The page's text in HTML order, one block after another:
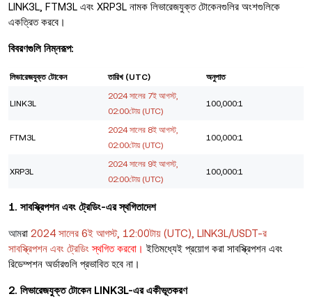
LINK3L, FTM3L এবং XRP3L নামক লিভারেজযুক্ত টোকেনগুলির অংশগুলিকে
একত্রিত করবে।
বিবরণগুলি নিম্নরূপ:
লিভারেজযুক্ত টোকেন তারিখ (UTC) অনুপাত
LINK3L
2024 সালের 7ই আগস্ট,
02:00টোয় (UTC)
100,000:1
FTM3L
2024 সালের 8ই আগস্ট,
02:00টোয় (UTC)
100,000:1
XRP3L
2024 সালের 9ই আগস্ট,
02:00টোয় (UTC)
100,000:1
1. সাবস্ক্রিপশন এবং ট্রেডিং-এর স্থগিতাদেশ
আমরা 2024 সালের 6ই আগস্ট, 12:00টায় (UTC), LINK3L/USDT-র
সাবস্ক্রিপশন এবং ট্রেডিং স্থগিত করবো। ইতিমধ্যেই প্রয়োগ করা সাবস্ক্রিপশন এবং
রিডেম্পশন অর্ডারগুলি প্রভাবিত হবে না।
2. লিভারেজযুক্ত টোকেন LINK3L-এর একীভূতকরণ